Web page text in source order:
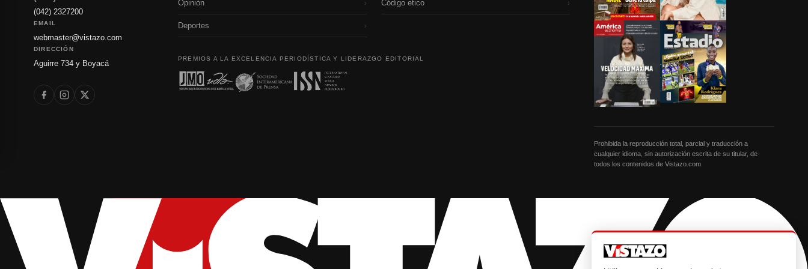
(042) 2327200
EMAIL
webmaster@vistazo.com
DIRECCIÓN
Aguirre 734 y Boyacá
Opinión ›
Deportes ›
Código etico ›
PREMIOS A LA EXCELENCIA PERIODÍSTICA Y LIDERAZGO EDITORIAL
Prohibida la reproducción total, parcial y traducción a
cualquier idioma, sin autorización escrita de su titular, de
todos los contenidos de Vistazo.com.